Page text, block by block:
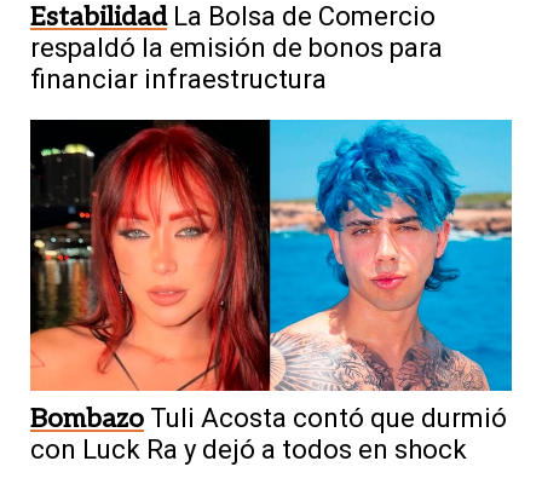
Estabilidad La Bolsa de Comercio
respaldó la emisión de bonos para
financiar infraestructura
Bombazo Tuli Acosta contó que durmió
con Luck Ra y dejó a todos en shock